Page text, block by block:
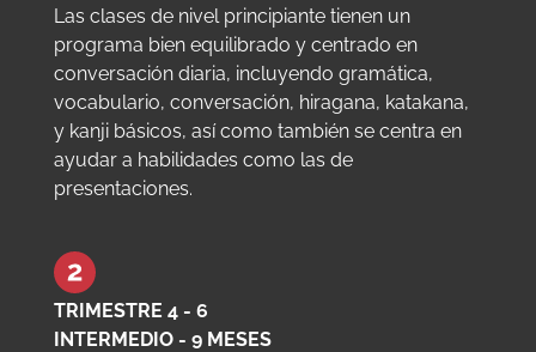
Las clases de nivel principiante tienen un
programa bien equilibrado y centrado en
conversación diaria, incluyendo gramática,
vocabulario, conversación, hiragana, katakana,
y kanji básicos, así como también se centra en
ayudar a habilidades como las de
presentaciones.
TRIMESTRE 4 - 6
INTERMEDIO - 9 MESES